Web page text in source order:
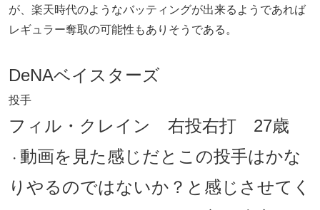
が、楽天時代のようなバッティングが出来るようであれば
レギュラー奪取の可能性もありそうである。
DeNAベイスターズ
投手
フィル・クレイン 右投右打 27歳
・ 動画を見た感じだとこの投手はかな
りやるのではないか？と感じさせてく